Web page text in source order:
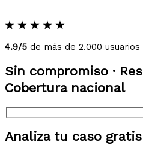
★ ★ ★ ★ ★
4.9/5 de más de 2.000 usuarios
Sin compromiso ·
Cobertura nacional
Analiza tu caso gratis